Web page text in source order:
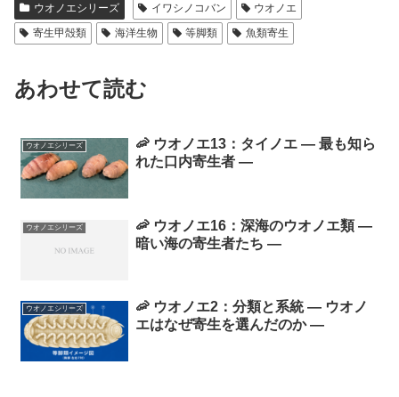
ウオノエシリーズ イワシノコバン
ウオノエ
寄生甲殻類
海洋生物 等脚類 魚類寄生
あわせて読む
ウオノエシリーズ
🦐 ウオノエ13：タイノエ ― 最も知ら
れた口内寄生者 ―
ウオノエシリーズ
🦐 ウオノエ16：深海のウオノエ類 ―
暗い海の寄生者たち ―
ウオノエシリーズ
🦐 ウオノエ2：分類と系統 ― ウオノ
エはなぜ寄生を選んだのか ―